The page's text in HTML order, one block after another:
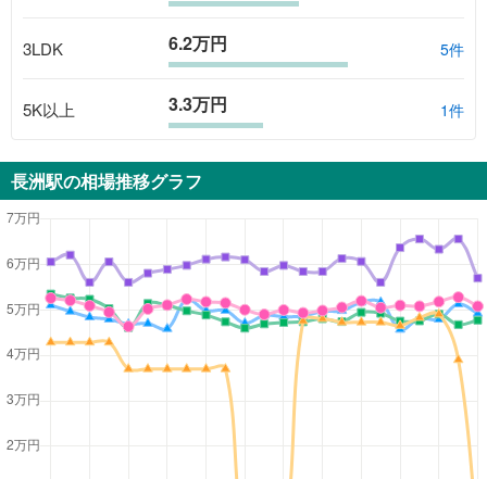
3LDK 6.2万円 5件
5K以上 3.3万円 1件
長洲駅の相場推移グラフ